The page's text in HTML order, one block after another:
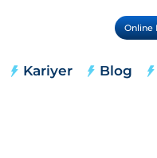
Online
Kariyer Blog